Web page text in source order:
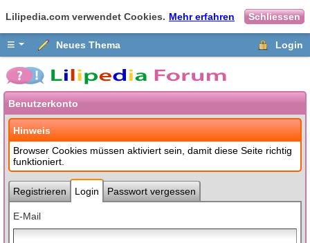
Lilipedia.com verwendet Cookies. Mehr erfahren Schliessen
≡ Neues Thema Login
Benutzerkonto
Hinweis
Browser Cookies müssen aktiviert sein, damit diese Seite richtig
funktioniert.
Registrieren Login Passwort vergessen
E-Mail